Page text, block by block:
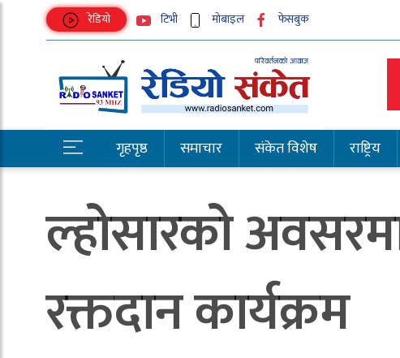
रेडियो टिभी मोबाइल फेसबुक
गृहपृष्ठ समाचार संकेत विशेष राष्ट्रिय
ल्होसारको
रक्तदान कार्यक्रम